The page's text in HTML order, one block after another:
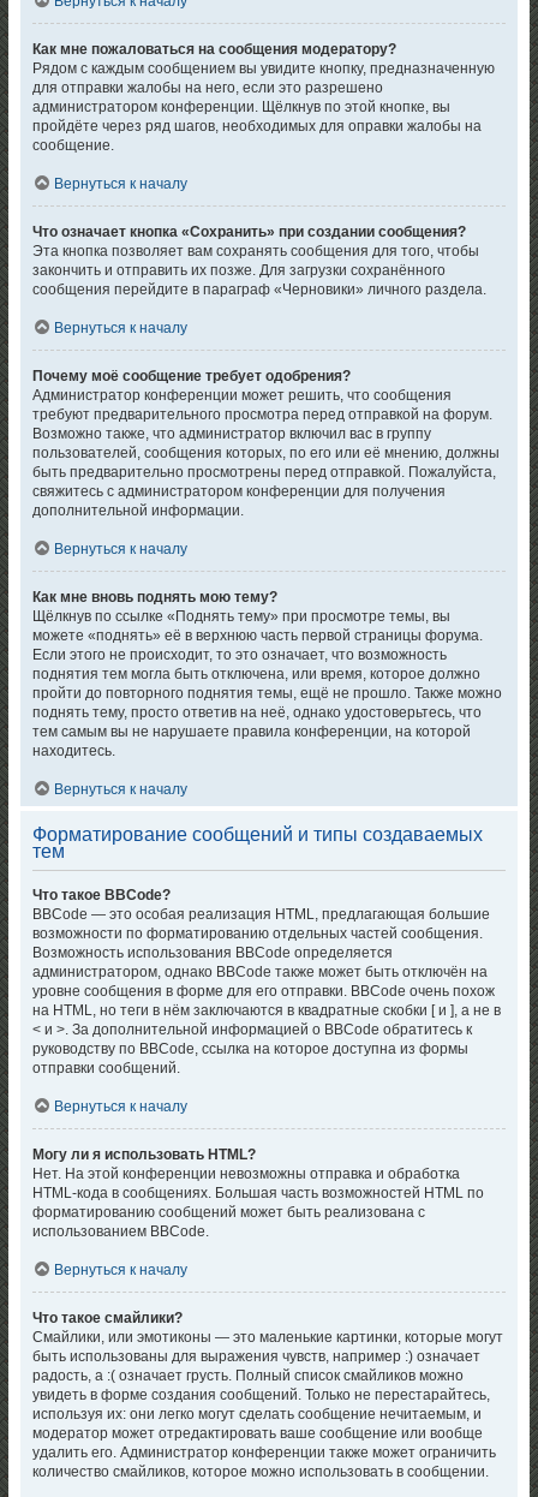
Как мне пожаловаться на сообщения модератору?
Рядом с каждым сообщением вы увидите кнопку, предназначенную
для отправки жалобы на него, если это разрешено
администратором конференции. Щёлкнув по этой кнопке, вы
пройдёте через ряд шагов, необходимых для оправки жалобы на
сообщение.
Вернуться к началу
Что означает кнопка «Сохранить» при создании сообщения?
Эта кнопка позволяет вам сохранять сообщения для того, чтобы
закончить и отправить их позже. Для загрузки сохранённого
сообщения перейдите в параграф «Черновики» личного раздела.
Вернуться к началу
Почему моё сообщение требует одобрения?
Администратор конференции может решить, что сообщения
требуют предварительного просмотра перед отправкой на форум.
Возможно также, что администратор включил вас в группу
пользователей, сообщения которых, по его или её мнению, должны
быть предварительно просмотрены перед отправкой. Пожалуйста,
свяжитесь с администратором конференции для получения
дополнительной информации.
Вернуться к началу
Как мне вновь поднять мою тему?
Щёлкнув по ссылке «Поднять тему» при просмотре темы, вы
можете «поднять» её в верхнюю часть первой страницы форума.
Если этого не происходит, то это означает, что возможность
поднятия тем могла быть отключена, или время, которое должно
пройти до повторного поднятия темы, ещё не прошло. Также можно
поднять тему, просто ответив на неё, однако удостоверьтесь, что
тем самым вы не нарушаете правила конференции, на которой
находитесь.
Вернуться к началу
Форматирование сообщений и типы создаваемых
тем
Что такое BBCode?
BBCode — это особая реализация HTML, предлагающая большие
возможности по форматированию отдельных частей сообщения.
Возможность использования BBCode определяется
администратором, однако BBCode также может быть отключён на
уровне сообщения в форме для его отправки. BBCode очень похож
на HTML, но теги в нём заключаются в квадратные скобки [ и ], а не в
< и >. За дополнительной информацией о BBCode обратитесь к
руководству по BBCode, ссылка на которое доступна из формы
отправки сообщений.
Вернуться к началу
Могу ли я использовать HTML?
Нет. На этой конференции невозможны отправка и обработка
HTML-кода в сообщениях. Большая часть возможностей HTML по
форматированию сообщений может быть реализована с
использованием BBCode.
Вернуться к началу
Что такое смайлики?
Смайлики, или эмотиконы — это маленькие картинки, которые могут
быть использованы для выражения чувств, например :) означает
радость, а :( означает грусть. Полный список смайликов можно
увидеть в форме создания сообщений. Только не перестарайтесь,
используя их: они легко могут сделать сообщение нечитаемым, и
модератор может отредактировать ваше сообщение или вообще
удалить его. Администратор конференции также может ограничить
количество смайликов, которое можно использовать в сообщении.